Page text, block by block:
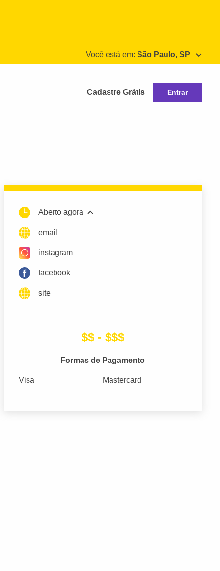
Você está em: São Paulo, SP
Cadastre Grátis Entrar
Aberto agora
email
instagram
facebook
site
$$ - $$$
Formas de Pagamento
Visa Mastercard